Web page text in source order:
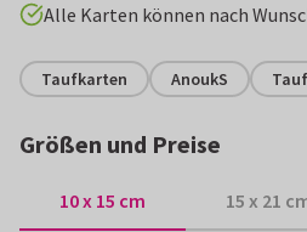
Alle Karten können nach
Taufkarten AnoukS
Größen und Preise
10 x 15 cm 15 x 21